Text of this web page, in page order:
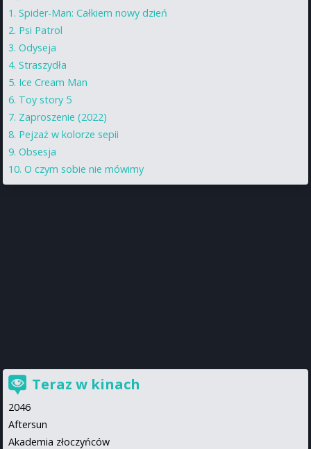
Spider-Man: Całkiem nowy dzień
Psi Patrol
Odyseja
Straszydła
Ice Cream Man
Toy story 5
Zaproszenie (2022)
Pejzaż w kolorze sepii
Obsesja
O czym sobie nie mówimy
Teraz w kinach
2046
Aftersun
Akademia złoczyńców